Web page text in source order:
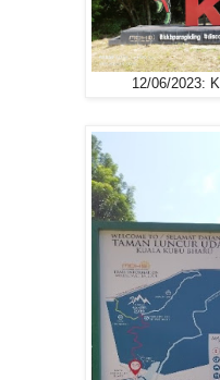
12/06/2023: